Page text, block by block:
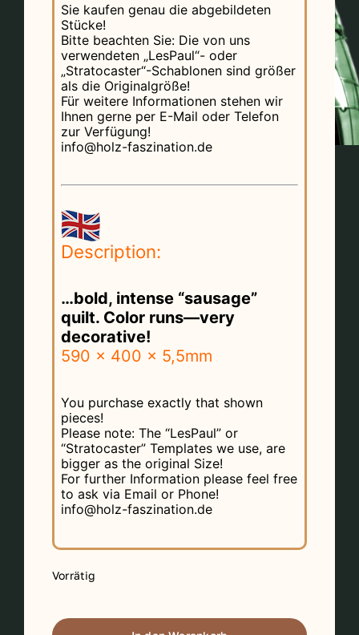
Sie kaufen genau die abgebildeten
Stücke!
Bitte beachten Sie: Die von uns
verwendeten „LesPaul“- oder
„Stratocaster“-Schablonen sind größer
als die Originalgröße!
Für weitere Informationen stehen wir
Ihnen gerne per E-Mail oder Telefon
zur Verfügung!
info@holz-faszination.de
Description:
…bold, intense “sausage”
quilt. Color runs—very
decorative!
590 x 400 x 5,5mm
You purchase exactly that shown
pieces!
Please note: The “LesPaul” or
“Stratocaster” Templates we use, are
bigger as the original Size!
For further Information please feel free
to ask via Email or Phone!
info@holz-faszination.de
Vorrätig